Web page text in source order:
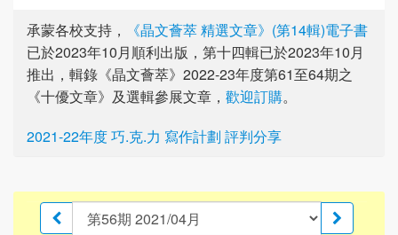
承蒙各校支持，
《晶文薈萃 精選文章》(第14輯)電子書
已於2023年10月順利出版，第十四輯已於2023年10月
推出，輯錄《晶文薈萃》2022-23年度第61至64期之
《十優文章》及選輯參展文章， 歡迎訂購。
2021-22年度 巧.克.力 寫作計劃 評判分享